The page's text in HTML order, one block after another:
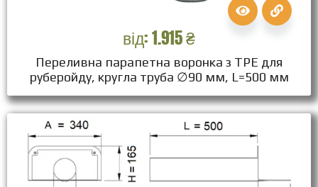
від:1.915₴
Переливна парапетна воронка з ТPЕ для
руберойду, кругла труба ∅90 мм, L=500 мм